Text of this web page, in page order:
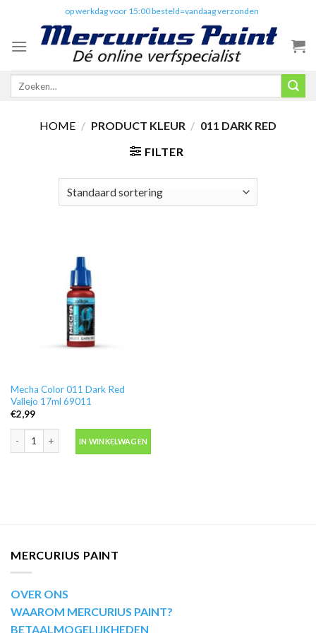
content
op werkdag voor 15:00 besteld=vandaag verzonden
Zoeken
HOME / PRODUCT KLEUR / 011 DARK RED
FILTER
Mecha Color 011 Dark Red
Vallejo 17ml 69011
€2,99
IN WINKELWAGEN
MERCURIUS PAINT
OVER ONS
WAAROM MERCURIUS PAINT?
BETAALMOGELIJKHEDEN